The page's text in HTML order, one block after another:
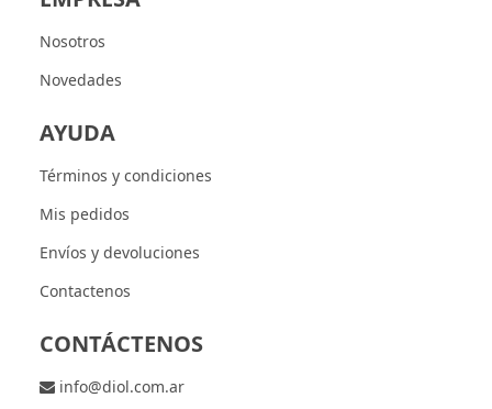
Nosotros
Novedades
AYUDA
Términos y condiciones
Mis pedidos
Envíos y devoluciones
Contactenos
CONTÁCTENOS
info@diol.com.ar